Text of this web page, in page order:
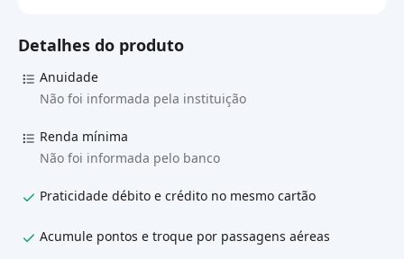
Detalhes do produto
Anuidade
Não foi informada pela instituição
Renda mínima
Não foi informada pelo banco
Praticidade débito e crédito no mesmo cartão
Acumule pontos e troque por passagens aéreas